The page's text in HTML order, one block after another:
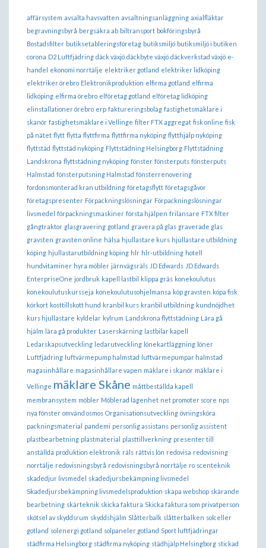
affärsystem avsalta havsvatten avsaltningsanläggning axialfläktar
begravningsbyrå bergsäkra ab biltransport bokföringsbyrå
Bostadsfilter butiksetableringsföretag butiksmiljö butiksmiljö i butiken
corona D2 Luftfjädring däck växjö däckbyte växjö däckverkstad växjö e-
handel ekonomi norrtälje elektriker gotland elektriker lidköping
elektriker örebro Elektronikproduktion elfirma gotland elfirma
lidköping elfirma örebro elföretag gotland elföretag lidköping
elinstallationer örebro erp faktureringsbolag fastighetsmäklare i
skanör fastighetsmäklare i Vellinge filter FTX aggregat fisk online fisk
på nätet flytt flytta flyttfirma flyttfirma nyköping flytthjälp nyköping
flyttstäd flyttstäd nyköping Flyttstädning Helsingborg Flyttstädning
Landskrona flyttstädning nyköping fönster fönsterputs fönsterputs
Halmstad fönsterputsning Halmstad fönsterrenovering
fordonsmonterad kran utbildning företagsflytt företagsgåvor
företagspresenter Förpackningslösningar Förpackningslösningar
livsmedel förpackningsmaskiner första hjälpen frilansare FTX filter
gångtraktor glasgravering gotland gravera på glas graverade glas
gravsten gravsten online hälsa hjullastare kurs hjullastare utbildning
köping hjullastarutbildning köping hlr hlr-utbildning hotell
hundvitaminer hyra möbler järnvägsräls JD Edwards JD Edwards
EnterpriseOne jordbruk kapell lastbil klippa gräs konekoulutus
konekoulutuskursseja konekoulutusohjelmansa köp gravsten köpa fisk
körkort kosttillskott hund kranbil kurs kranbil utbildning kundnöjdhet
kurs hjullastare kyldelar kylrum Landskrona flyttstädning Lära gå
hjälm lära gå produkter Laserskärning lastbilar kapell
Ledarskapsutveckling ledarutveckling lönekartläggning löner
Luftfjädring luftvärmepump halmstad luftvärmepumpar halmstad
magasinhållare magasinhållare vapen mäklare i skanör mäklare i
Vellinge mäklare Skåne måttbeställda kapell
membransystem möbler Möblerad lägenhet net promoter score nps
nya fönster omvänd osmos Organisationsutveckling övningsköra
packningsmaterial pandemi personlig assistans personlig assistent
plastbearbetning plastmaterial plasttillverkning presenter till
anställda produktion elektronik räls rättvis lön redovisa redovisning
norrtälje redovisningsbyrå redovisningsbyrå norrtälje ro scenteknik
skadedjur livsmedel skadedjursbekämpning livsmedel
Skadedjursbekämpning livsmedelsproduktion skapa webshop skärande
bearbetning skärteknik skicka faktura Skicka faktura som privatperson
skötsel av skyddsrum skyddshjälm Slåtterbalk slåtterbalken solceller
gotland solenergi gotland solpaneler gotland Sport luftfjädringar
städfirma Helsingborg städfirma nyköping städhjälp Helsingborg stickad